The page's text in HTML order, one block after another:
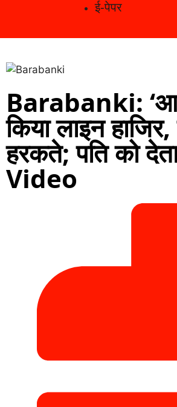
ई-पेपर
Barabanki:
किया लाइन
हरकते; पति को
Video